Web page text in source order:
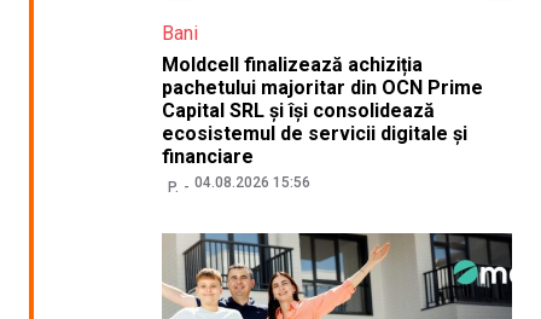
Bani
Moldcell finalizează achiziția
pachetului majoritar din OCN Prime
Capital SRL și își consolidează
ecosistemul de servicii digitale și
financiare
P. 04.08.2026 15:56